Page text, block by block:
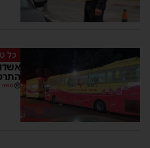
כל
משה